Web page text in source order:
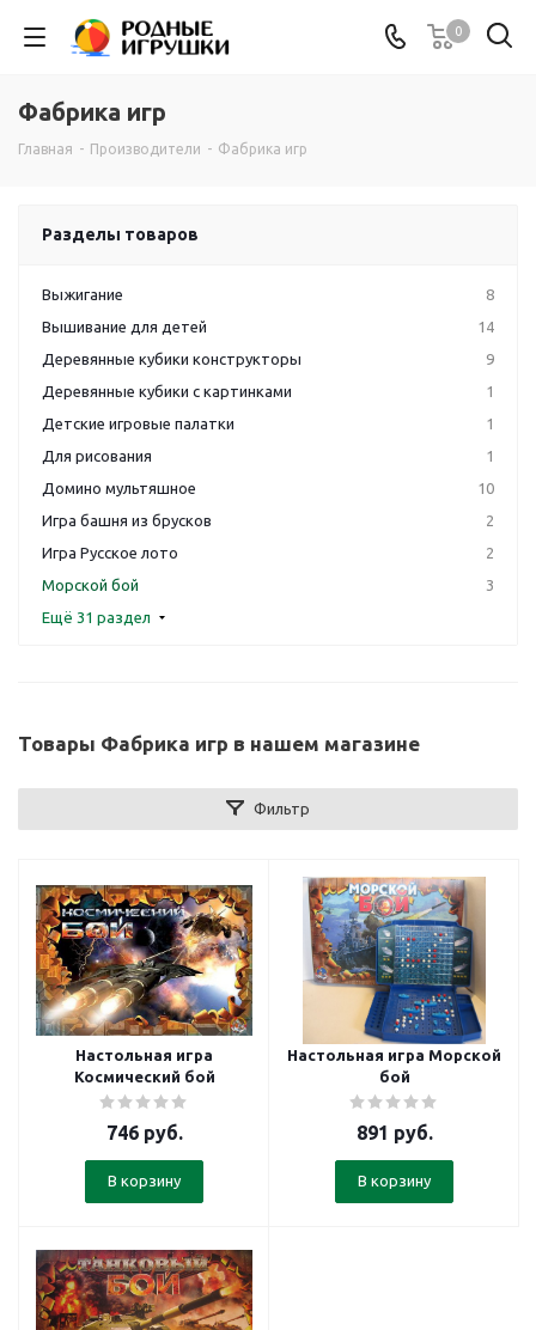
0
Фабрика игр
Главная - Производители - Фабрика игр
Разделы товаров
Выжигание
8
Вышивание для детей
14
Деревянные кубики конструкторы
9
Деревянные кубики с картинками
1
Детские игровые палатки
1
Для рисования
1
Домино мультяшное
10
Игра башня из брусков
2
Игра Русское лото
2
Морской бой
3
Ещё 31 раздел
Товары Фабрика игр в нашем магазине
Фильтр
Настольная игра
Космический бой
746руб.
В корзину
Настольная игра Морской
бой
891 руб.
В корзину